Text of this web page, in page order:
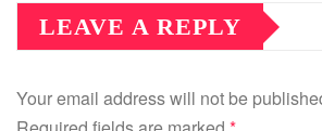
LEAVE A REPLY
Your email address will not be